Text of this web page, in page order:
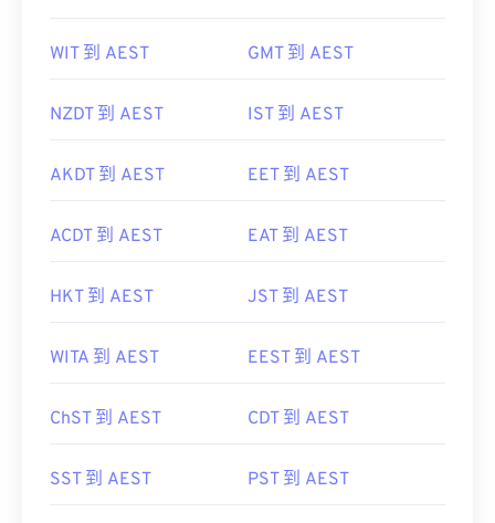
WIT 到 AEST GMT 到 AEST
NZDT 到 AEST IST 到 AEST
AKDT 到 AEST EET 到 AEST
ACDT 到 AEST EAT 到 AEST
HKT 到 AEST JST 到 AEST
WITA 到 AEST EEST 到 AEST
ChST 到 AEST CDT 到 AEST
SST 到 AEST PST 到 AEST